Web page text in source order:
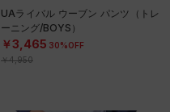
UAライバル ウーブン パンツ（トレ
ーニング/BOYS）
￥3,465 30%OFF
￥4,950